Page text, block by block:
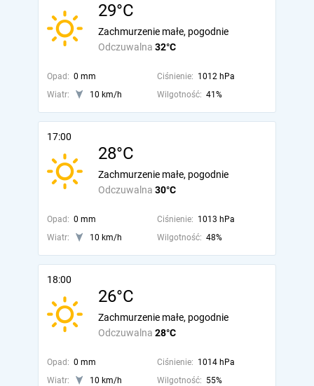
29°C
Odczuwalna 32°C
Zachmurzenie małe, pogodnie
Opad: 0 mm Ciśnienie: 1012 hPa
Wiatr:
10 km/h Wilgotność: 41%
17:00
28°C
Odczuwalna 30°C
Zachmurzenie małe, pogodnie
Opad: 0 mm Ciśnienie: 1013 hPa
Wiatr:
10 km/h Wilgotność: 48%
18:00
26°C
Odczuwalna 28°C
Zachmurzenie małe, pogodnie
Opad: 0 mm Ciśnienie: 1014 hPa
Wiatr:
10 km/h Wilgotność: 55%